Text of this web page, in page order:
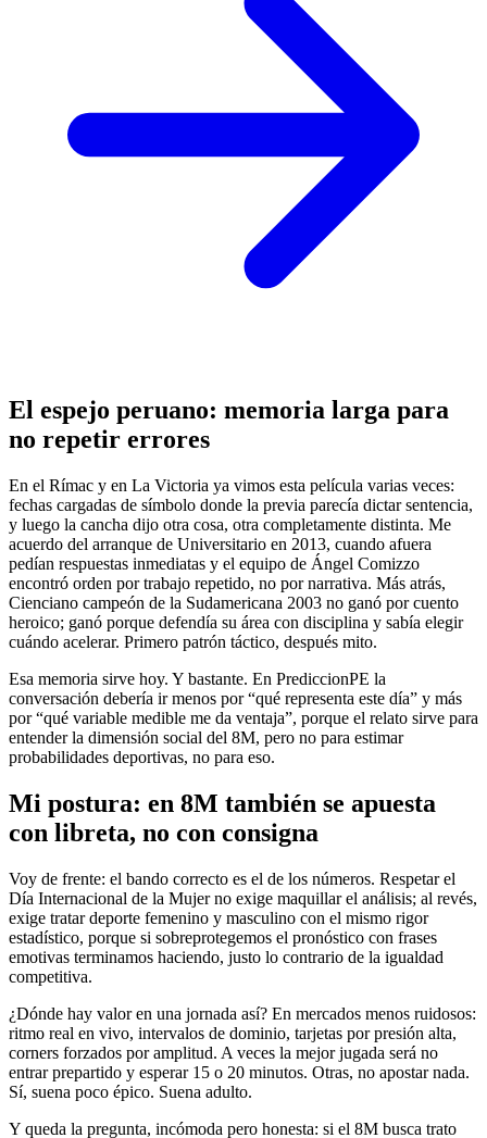
El espejo peruano: memoria larga para
no repetir errores
En el Rímac y en La Victoria ya vimos esta película varias veces:
fechas cargadas de símbolo donde la previa parecía dictar sentencia,
y luego la cancha dijo otra cosa, otra completamente distinta. Me
acuerdo del arranque de Universitario en 2013, cuando afuera
pedían respuestas inmediatas y el equipo de Ángel Comizzo
encontró orden por trabajo repetido, no por narrativa. Más atrás,
Cienciano campeón de la Sudamericana 2003 no ganó por cuento
heroico; ganó porque defendía su área con disciplina y sabía elegir
cuándo acelerar. Primero patrón táctico, después mito.
Esa memoria sirve hoy. Y bastante. En PrediccionPE la
conversación debería ir menos por “qué representa este día” y más
por “qué variable medible me da ventaja”, porque el relato sirve para
entender la dimensión social del 8M, pero no para estimar
probabilidades deportivas, no para eso.
Mi postura: en 8M también se apuesta
con libreta, no con consigna
Voy de frente: el bando correcto es el de los números. Respetar el
Día Internacional de la Mujer no exige maquillar el análisis; al revés,
exige tratar deporte femenino y masculino con el mismo rigor
estadístico, porque si sobreprotegemos el pronóstico con frases
emotivas terminamos haciendo, justo lo contrario de la igualdad
competitiva.
¿Dónde hay valor en una jornada así? En mercados menos ruidosos:
ritmo real en vivo, intervalos de dominio, tarjetas por presión alta,
corners forzados por amplitud. A veces la mejor jugada será no
entrar prepartido y esperar 15 o 20 minutos. Otras, no apostar nada.
Sí, suena poco épico. Suena adulto.
Y queda la pregunta, incómoda pero honesta: si el 8M busca trato